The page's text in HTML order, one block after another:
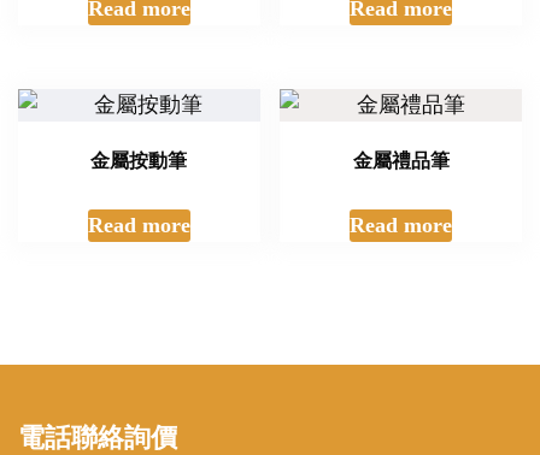
Read more Read more
金屬按動筆
Read more
金屬禮品筆
Read more
電話聯絡詢價